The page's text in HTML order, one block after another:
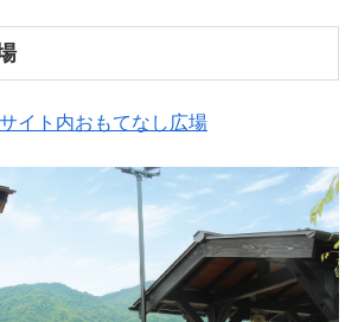
イト内おもてなし広場